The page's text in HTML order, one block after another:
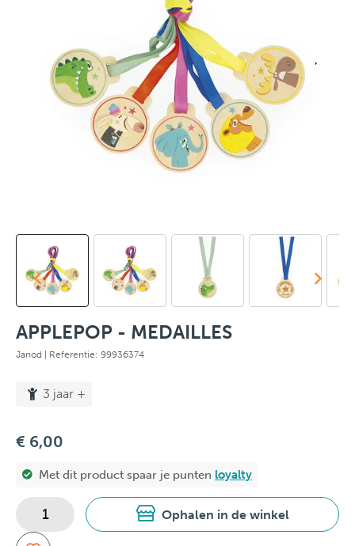
APPLEPOP - MEDAILLES
Janod | Referentie: 99936374
3 jaar +
€ 6,00
Met dit product spaar je punten loyalty
Ophalen in de winkel